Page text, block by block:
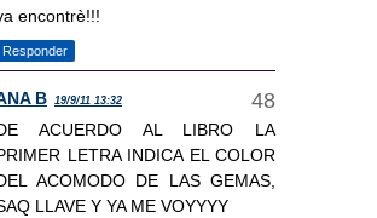
encontrè!!!
Responder
B 19/9/11 13:32
ACUERDO AL LIBRO LA
LETRA INDICA EL COLOR
ACOMODO DE LAS GEMAS,
LLAVE Y YA ME VOYYYY